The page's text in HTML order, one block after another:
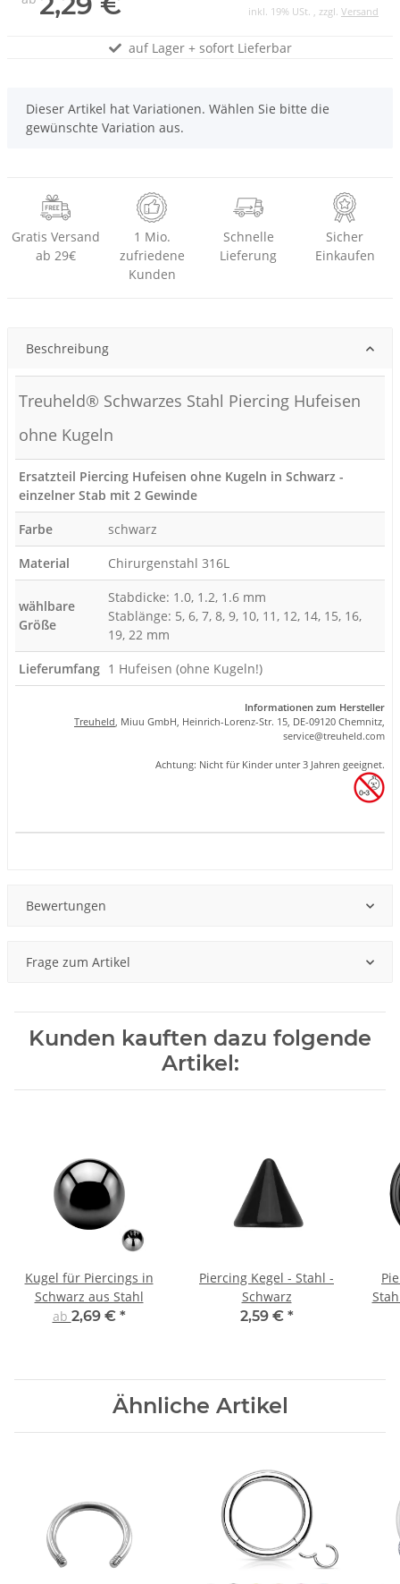
inkl. 19% USt. , zzgl. Versand
auf Lager + sofort Lieferbar
x
Dieser Artikel hat Variationen. Wählen Sie bitte die
gewünschte Variation aus.
Gratis Versand
ab 29€
1 Mio.
zufriedene
Kunden
Schnelle
Lieferung
Sicher
Einkaufen
Beschreibung
Treuheld® Schwarzes Stahl Piercing Hufeisen
ohne Kugeln
Ersatzteil Piercing Hufeisen ohne Kugeln in Schwarz -
einzelner Stab mit 2 Gewinde
Farbe
schwarz
Material
Chirurgenstahl 316L
wählbare
Größe
Stabdicke: 1.0, 1.2, 1.6 mm
Stablänge: 5, 6, 7, 8, 9, 10, 11, 12, 14, 15, 16,
19, 22 mm
Lieferumfang 1 Hufeisen (ohne Kugeln!)
Informationen zum Hersteller
Treuheld, Miuu GmbH, Heinrich-Lorenz-Str. 15, DE-09120 Chemnitz,
service@treuheld.com
Achtung: Nicht für Kinder unter 3 Jahren geeignet.
Bewertungen
Frage zum Artikel
Kunden kauften dazu folgende
Artikel:
Kugel für Piercings in
Schwarz aus Stahl
ab 2,69 € *
Piercing Kegel - Stahl -
Schwarz
2,59 € *
Ähnliche Artikel